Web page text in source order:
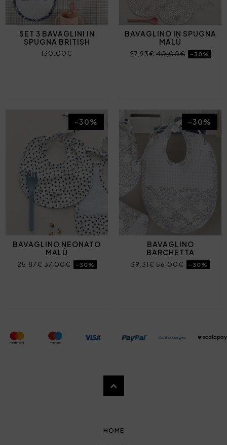
SET 3 BAVAGLINI IN
SPUGNA BRITISH
130,00€
BAVAGLINO IN SPUGNA
MALÙ
27,93€40,00€ -30%
BAVAGLINO NEONATO
MALÙ
25,87€37,00€ -30%
-30%
BAVAGLINO
BARCHETTA
39,31€ 56,00€ -30%
-30%
HOME